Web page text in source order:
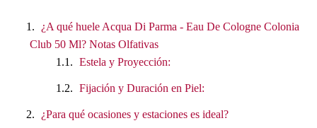
¿A qué huele Acqua Di Parma - Eau De Cologne Colonia
Club 50 Ml? Notas Olfativas
Estela y Proyección:
Fijación y Duración en Piel:
¿Para qué ocasiones y estaciones es ideal?